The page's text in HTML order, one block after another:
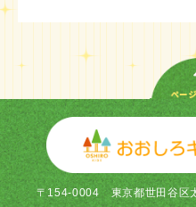
〒154-0004東京都世田谷区